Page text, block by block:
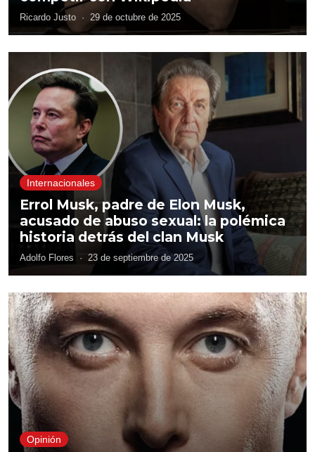
Ricardo Justo · 29 de octubre de 2025
Internacionales
Errol Musk, padre de Elon Musk,
acusado de abuso sexual: la polémica
historia detrás del clan Musk
Adolfo Flores · 23 de septiembre de 2025
Opinión